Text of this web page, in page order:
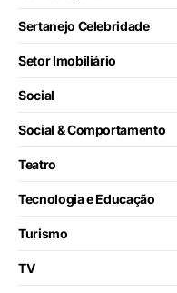
Sertanejo Celebridade
Setor Imobiliário
Social
Social & Comportamento
Teatro
Tecnologia e Educação
Turismo
TV